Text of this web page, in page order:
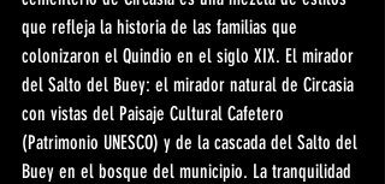
que refleja la historia de las familias que
colonizaron el Quindio en el siglo XIX. El mirador
del Salto del Buey: el mirador natural de Circasia
con vistas del Paisaje Cultural Cafetero
(Patrimonio UNESCO) y de la cascada del Salto del
Buey en el bosque del municipio. La tranquilidad